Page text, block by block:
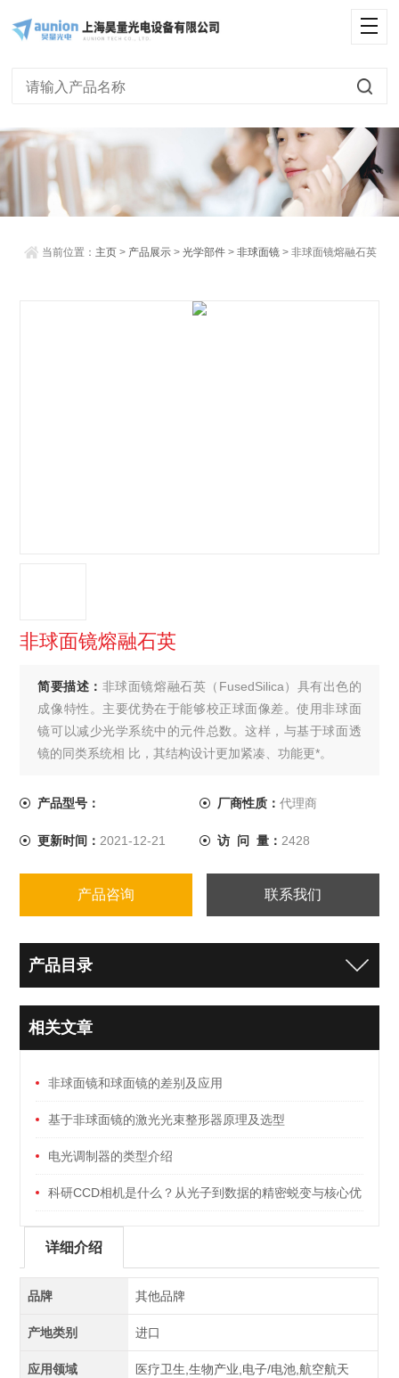
当前位置： 主页 > 产品展示 >光学部件 >非球面镜 > 非球面镜熔融石英
非球面镜熔融石英
简要描述： 非球面镜熔融石英（FusedSilica）具有出色的
成像特性。主要优势在于能够校正球面像差。使用非球面
镜可以减少光学系统中的元件总数。这样，与基于球面透
镜的同类系统相 比，其结构设计更加紧凑、功能更*。
产品型号： 厂商性质： 代理商
更新时间： 2021-12-21 访 问 量： 2428
产品咨询 联系我们
产品目录
相关文章
非球面镜和球面镜的差别及应用
基于非球面镜的激光光束整形器原理及选型
电光调制器的类型介绍
科研CCD相机是什么？从光子到数据的精密蜕变与核心优
势全解析
详细介绍
品牌 其他品牌
产地类别 进口
应用领域 医疗卫生,生物产业,电子/电池,航空航天